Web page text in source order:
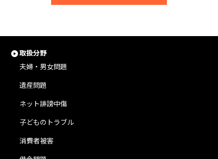
取扱分野
夫婦・男女問題
遺産問題
ネット誹謗中傷
子どものトラブル
消費者被害